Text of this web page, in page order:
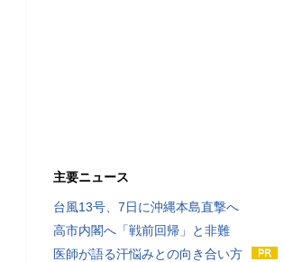
主要ニュース
台風13号、7日に沖縄本島直撃へ
高市内閣へ「戦前回帰」と非難
医師が語る汗悩みとの向き合い方